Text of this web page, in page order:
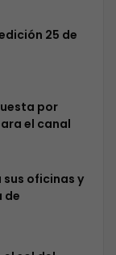
25 de
por
el canal
sus oficinas y
de